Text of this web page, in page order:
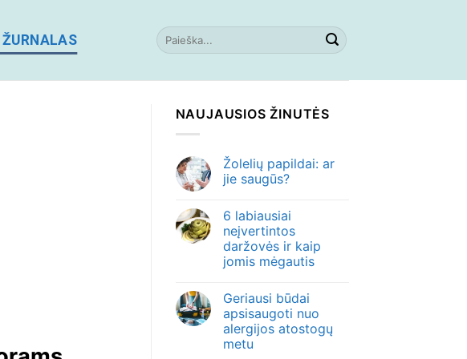
NAUJAUSIOS ŽINUTĖS
Žolelių papildai: ar
jie saugūs?
6 labiausiai
neįvertintos
daržovės ir kaip
jomis mėgautis
Geriausi būdai
apsisaugoti nuo
alergijos atostogų
metu